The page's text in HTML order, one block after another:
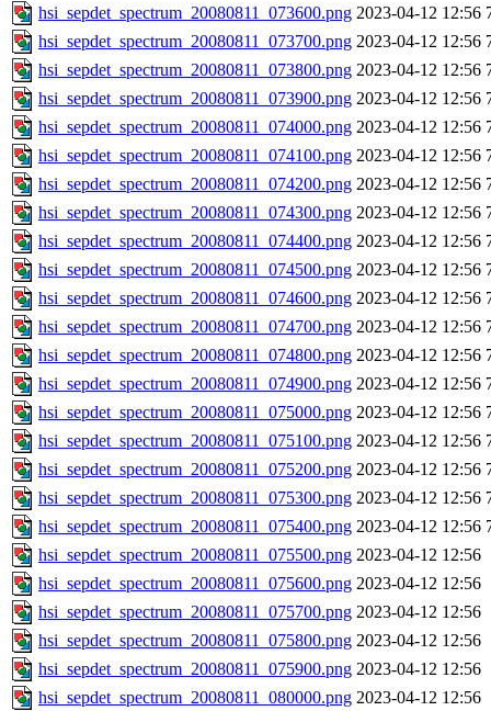
hsi_sepdet_spectrum_20080811_073600.png 2023-04-12 12:56
hsi_sepdet_spectrum_20080811_073700.png 2023-04-12 12:56
hsi_sepdet_spectrum_20080811_073800.png 2023-04-12 12:56
hsi_sepdet_spectrum_20080811_073900.png 2023-04-12 12:56
hsi_sepdet_spectrum_20080811_074000.png 2023-04-12 12:56
hsi_sepdet_spectrum_20080811_074100.png 2023-04-12 12:56
hsi_sepdet_spectrum_20080811_074200.png 2023-04-12 12:56
hsi_sepdet_spectrum_20080811_074300.png 2023-04-12 12:56
hsi_sepdet_spectrum_20080811_074400.png 2023-04-12 12:56
hsi_sepdet_spectrum_20080811_074500.png 2023-04-12 12:56
hsi_sepdet_spectrum_20080811_074600.png 2023-04-12 12:56
hsi_sepdet_spectrum_20080811_074700.png 2023-04-12 12:56
hsi_sepdet_spectrum_20080811_074800.png 2023-04-12 12:56
hsi_sepdet_spectrum_20080811_074900.png 2023-04-12 12:56
hsi_sepdet_spectrum_20080811_075000.png 2023-04-12 12:56
hsi_sepdet_spectrum_20080811_075100.png 2023-04-12 12:56
hsi_sepdet_spectrum_20080811_075200.png 2023-04-12 12:56
hsi_sepdet_spectrum_20080811_075300.png 2023-04-12 12:56
hsi_sepdet_spectrum_20080811_075400.png 2023-04-12 12:56
hsi_sepdet_spectrum_20080811_075500.png 2023-04-12 12:56
hsi_sepdet_spectrum_20080811_075600.png 2023-04-12 12:56
hsi_sepdet_spectrum_20080811_075700.png 2023-04-12 12:56
hsi_sepdet_spectrum_20080811_075800.png 2023-04-12 12:56
hsi_sepdet_spectrum_20080811_075900.png 2023-04-12 12:56
hsi_sepdet_spectrum_20080811_080000.png 2023-04-12 12:56